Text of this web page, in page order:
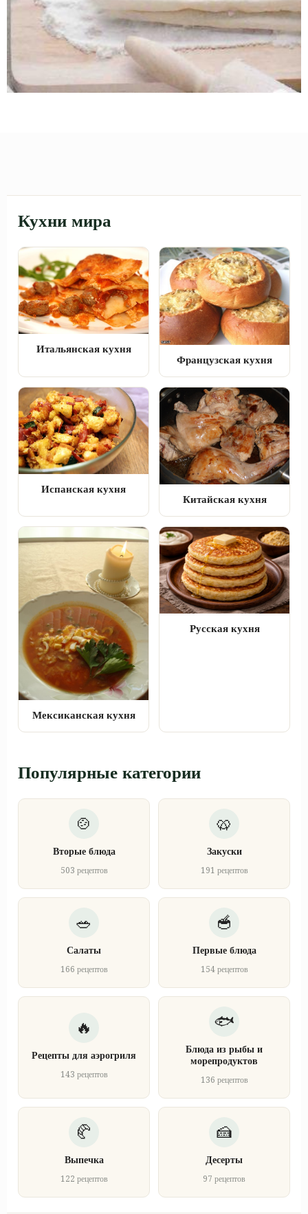
Кухни мира
Итальянская кухня
Французская кухня
Испанская кухня
Китайская кухня
Мексиканская кухня
Русская кухня
Популярные категории
Вторые блюда
503 рецептов
Закуски
191 рецептов
Салаты
166 рецептов
Первые блюда
154 рецептов
Рецепты для аэрогриля
143 рецептов
Блюда из рыбы и
морепродуктов
136 рецептов
Выпечка
122 рецептов
Десерты
97 рецептов